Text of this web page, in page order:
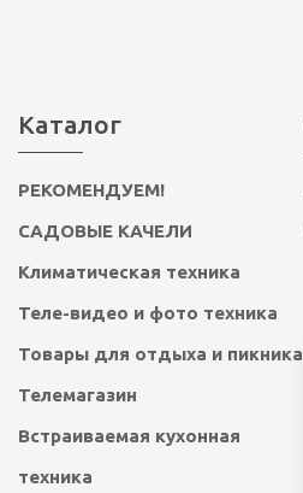
Каталог
РЕКОМЕНДУЕМ!
САДОВЫЕ КАЧЕЛИ
Климатическая техника
Теле-видео и фото техника
Товары для отдыха и пикника
Телемагазин
Встраиваемая кухонная
техника